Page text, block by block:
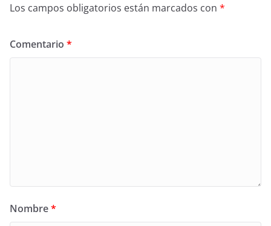
Los campos obligatorios están marcados con *
Comentario *
Nombre*